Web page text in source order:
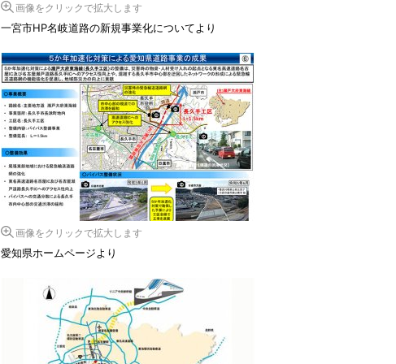
画像をクリックで拡大します
一宮市HP名岐道路の新規事業化についてより
画像をクリックで拡大します
愛知県ホームページより